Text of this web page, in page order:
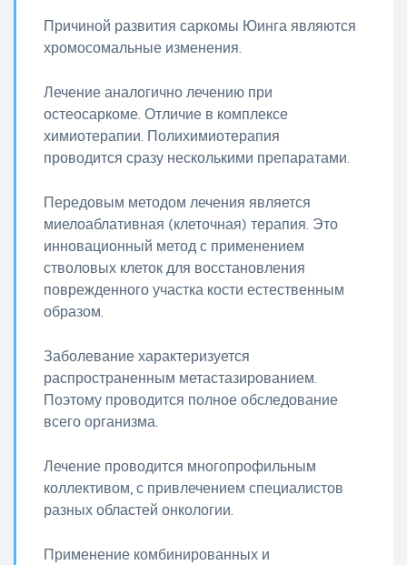
Причиной развития саркомы Юинга являются
хромосомальные изменения.
Лечение аналогично лечению при
остеосаркоме. Отличие в комплексе
химиотерапии. Полихимиотерапия
проводится сразу несколькими препаратами.
Передовым методом лечения является
миелоаблативная (клеточная) терапия. Это
инновационный метод с применением
стволовых клеток для восстановления
поврежденного участка кости естественным
образом.
Заболевание характеризуется
распространенным метастазированием.
Поэтому проводится полное обследование
всего организма.
Лечение проводится многопрофильным
коллективом, с привлечением специалистов
разных областей онкологии.
Применение комбинированных и